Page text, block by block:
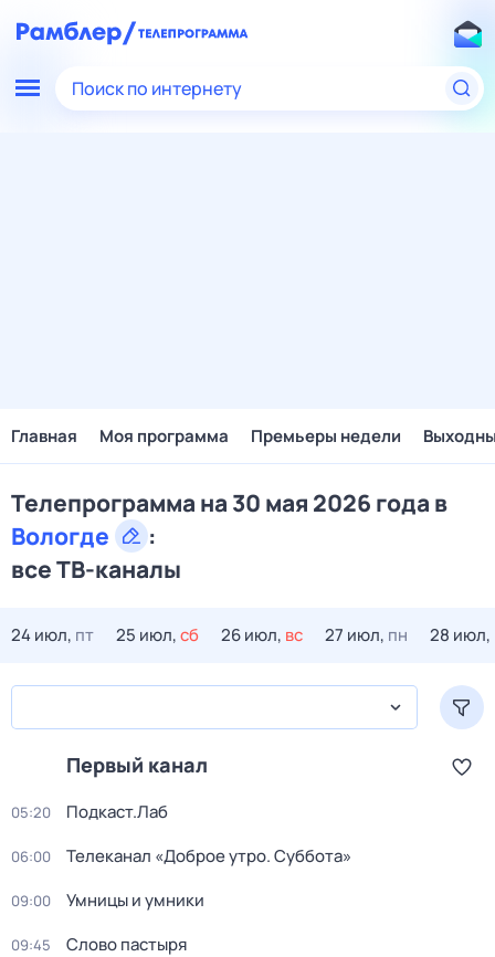
Поиск по интернету
Главная Моя программа Премьеры недели
Телепрограмма на 30 мая 2026 года в
Вологде
:
все ТВ-каналы
24 июл, пт 25 июл,сб 26 июл, вс 27 июл, пн 28 июл,
Первый канал
05:20 Подкаст.Лаб
06:00 Телеканал «Доброе утро. Суббота»
09:00 Умницы и умники
09:45 Слово пастыря